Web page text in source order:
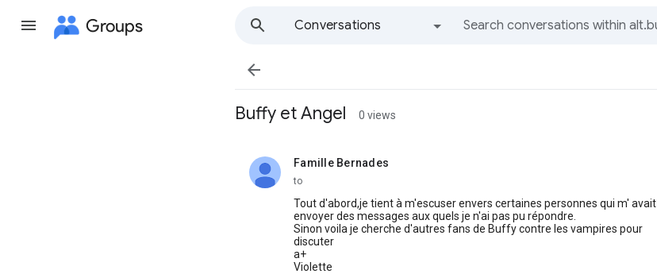
Groups
Conversations

Buffy et Angel 0 views
Famille Bernades
unread,
to
Tout d'abord,je tient à m'escuser envers certaines personnes qui m' avait
envoyer des messages aux quels je n'ai pas pu répondre.
Sinon voila je cherche d'autres fans de Buffy contre les vampires pour
discuter
a+
Violette